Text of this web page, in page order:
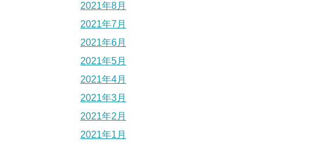
2021年8月
2021年7月
2021年6月
2021年5月
2021年4月
2021年3月
2021年2月
2021年1月